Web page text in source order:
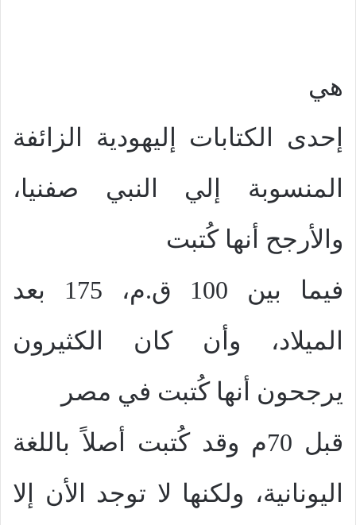
هي
إحدى الكتابات إليهودية الزائفة
المنسوبة إلي النبي صفنيا،
والأرجح أنها كُتبت
فيما بين 100 ق.م، 175 بعد
الميلاد، وأن كان الكثيرون
يرجحون أنها كُتبت في مصر
قبل 70م وقد كُتبت أصلاً باللغة
اليونانية، ولكنها لا توجد الأن إلا